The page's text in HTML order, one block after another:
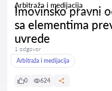
Arbitraža i medijacija
Imovinsko pravni
sa elementima
uvrede
1 odgovor
Arbitraža i medijacija
0 624